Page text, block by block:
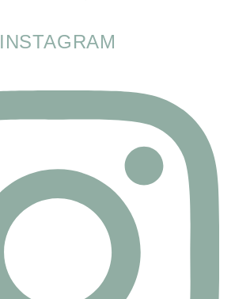
INSTAGRAM